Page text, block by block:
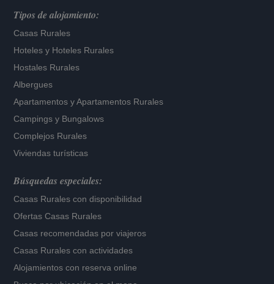
Tipos de alojamiento:
Casas Rurales
Hoteles y Hoteles Rurales
Hostales Rurales
Albergues
Apartamentos yApartamentos Rurales
Campings y Bungalows
Complejos Rurales
Viviendas turísticas
Búsquedas especiales:
Casas Rurales con disponibilidad
Ofertas Casas Rurales
Casas recomendadas por viajeros
Casas Rurales con actividades
Alojamientos con reserva online